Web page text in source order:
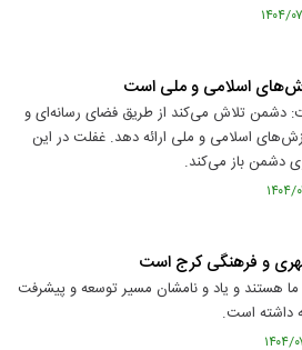
اسلامی و ملی است
دشمن تلاش می‌کند از طریق فضای رسانه‌ای و
اسلامی و ملی ارائه دهد. غفلت در این
دشمن باز می‌کند.
و فرهنگی کرج است
هستند و یاد و نامشان مسیر توسعه و پیشرفت
داشته است.